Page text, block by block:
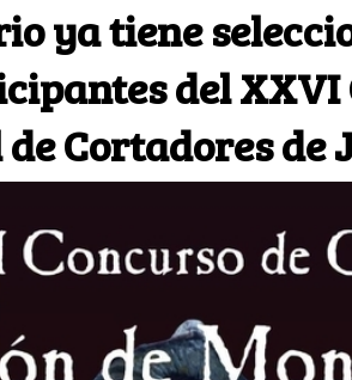
ya tiene
del XXVI
Cortadores de